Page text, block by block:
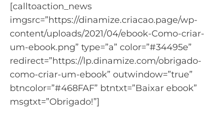
[calltoaction_news
imgsrc=”https://dinamize.criacao.page/wp-
content/uploads/2021/04/ebook-Como-criar-
um-ebook.png” type=”a” color=”#34495e”
redirect=”https://lp.dinamize.com/obrigado-
como-criar-um-ebook” outwindow=”true”
btncolor=”#468FAF” btntxt=”Baixar ebook”
msgtxt=”Obrigado!”]